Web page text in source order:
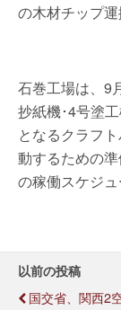
の木材チップ運
石巻工場は、9
抄紙機･4号塗
となるクラフ
動するための
の稼働スケジュ
以前の投稿
国交省、関西2